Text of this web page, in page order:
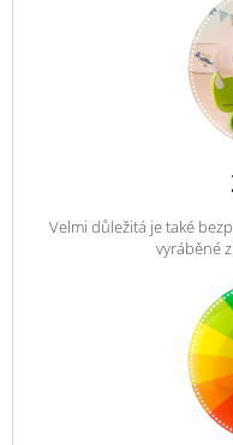
Velmi důležitá je také
vyráběné